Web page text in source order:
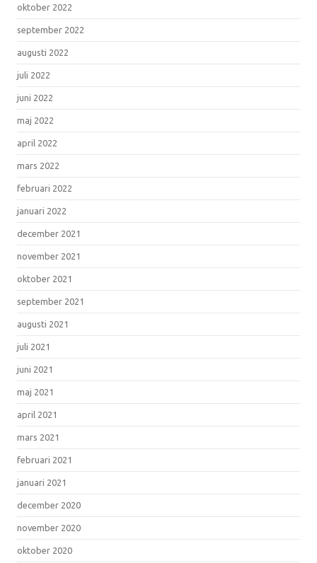
oktober 2022
september 2022
augusti 2022
juli 2022
juni 2022
maj 2022
april 2022
mars 2022
februari 2022
januari 2022
december 2021
november 2021
oktober 2021
september 2021
augusti 2021
juli 2021
juni 2021
maj 2021
april 2021
mars 2021
februari 2021
januari 2021
december 2020
november 2020
oktober 2020